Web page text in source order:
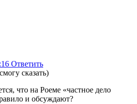
Ответить
сказать)
что на Роеме «частное дело
и обсуждают?